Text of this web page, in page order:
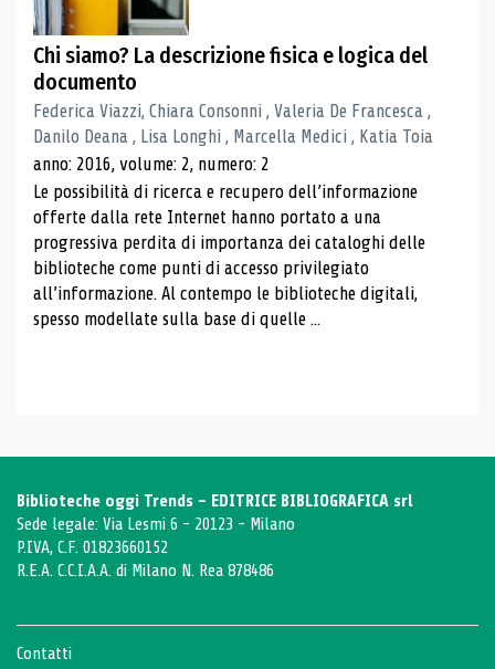
Chi siamo? La descrizione fisica e logica del
documento
Federica Viazzi, Chiara Consonni , Valeria De Francesca ,
Danilo Deana , Lisa Longhi , Marcella Medici , Katia Toia
anno: 2016, volume: 2, numero: 2
Le possibilità di ricerca e recupero dell’informazione
offerte dalla rete Internet hanno portato a una
progressiva perdita di importanza dei cataloghi delle
biblioteche come punti di accesso privilegiato
all’informazione. Al contempo le biblioteche digitali,
spesso modellate sulla base di quelle ...
Biblioteche oggi Trends - EDITRICE BIBLIOGRAFICA srl
Sede legale: Via Lesmi 6 - 20123 - Milano
P.IVA, C.F. 01823660152
R.E.A. C.C.I.A.A. di Milano N. Rea 878486
Contatti